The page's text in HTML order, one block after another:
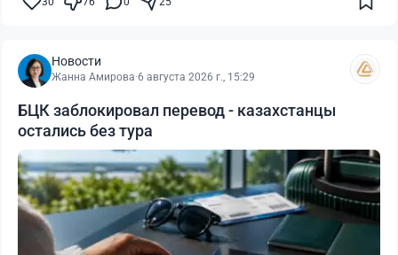
Новости
Жанна Амирова·6 августа 2026 г., 15:29
БЦК заблокировал перевод - казахстанцы
остались без тура